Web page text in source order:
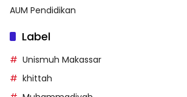
AUM Pendidikan
Label
Unismuh Makassar
khittah